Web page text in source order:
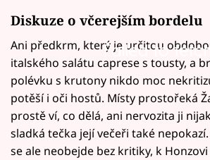
Diskuze o včerejším bordelu
Failed to
Ani předkrm, který je určitou
italského salátu caprese s tousty, a
polévku s krutony nikdo moc
potěší i oči hostů. Místy prostořeká
prostě ví, co dělá, ani nervozita ji
sladká tečka její večeři také
se ale neobejde bez kritiky, k